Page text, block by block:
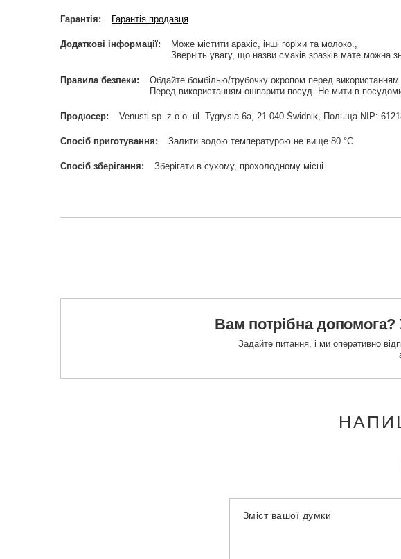
Гарантія Гарантія продавця
Додаткові інформації
Може містити арахіс, інші горіхи та молоко.
Зверніть увагу, що назви смаків зразків мате можна
Правила безпеки
Обдайте бомбілью/трубочку окропом перед
Перед використанням ошпарити посуд. Не мити в
Продюсер Venusti sp. z o.o. ul. Tygrysia 6a, 21-040 Świdnik, Польща NIP:
Спосіб приготування Залити водою температурою не вище 80 °С.
Спосіб зберігання Зберігати в сухому, прохолодному місці.
Вам потрібна допомога?
Задайте питання, і ми оперативно
Зміст вашої думки